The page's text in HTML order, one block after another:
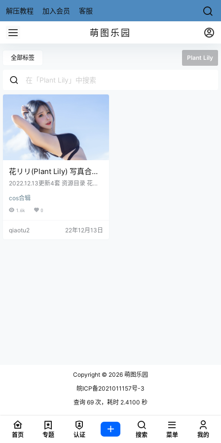
解压教程 加入会员 客服
萌图乐园
全部标签 Plant Lily
花リリ(Plant Lily) 写真合集
[23套][持续更新]
2022.12.13更新4套 资源目录 花リ
-236MB] 花リリ(Plant Lily) NO.00
2 School Girl [12P1V-58MB] 花リ
cos合辑
1.6k 0
qiaotu2 22年12月13日
Copyright © 2026 萌图乐园
皖ICP备2021011157号-3
查询 69 次，耗时 2.4100 秒
首页 专题 认证 搜索 菜单 我的